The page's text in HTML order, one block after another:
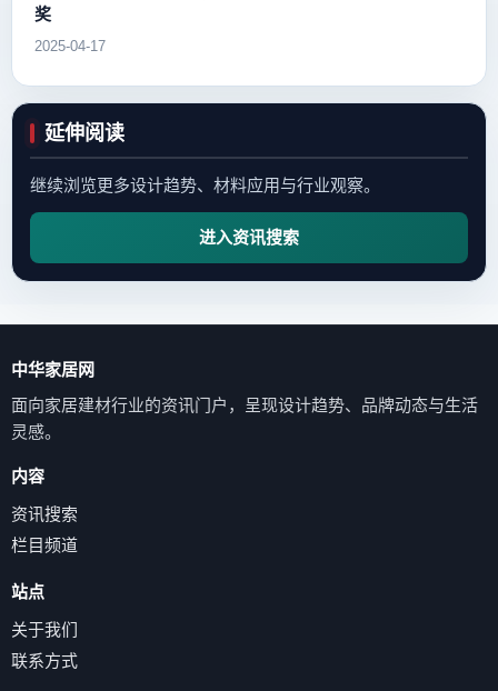
奖
2025-04-17
延伸阅读
继续浏览更多设计趋势、材料应用与行业观察。
进入资讯搜索
中华家居网
面向家居建材行业的资讯门户，呈现设计趋势、品牌动态与生活
灵感。
内容
资讯搜索
栏目频道
站点
关于我们
联系方式